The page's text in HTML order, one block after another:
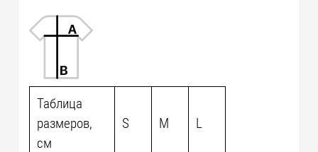
Таблица
размеров,
см
S M L